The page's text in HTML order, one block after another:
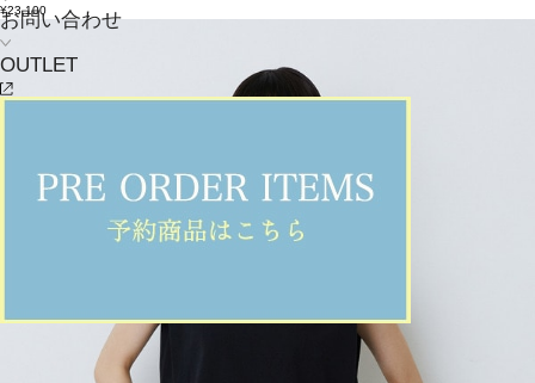
お問い合わせ
OUTLET
¥23,100